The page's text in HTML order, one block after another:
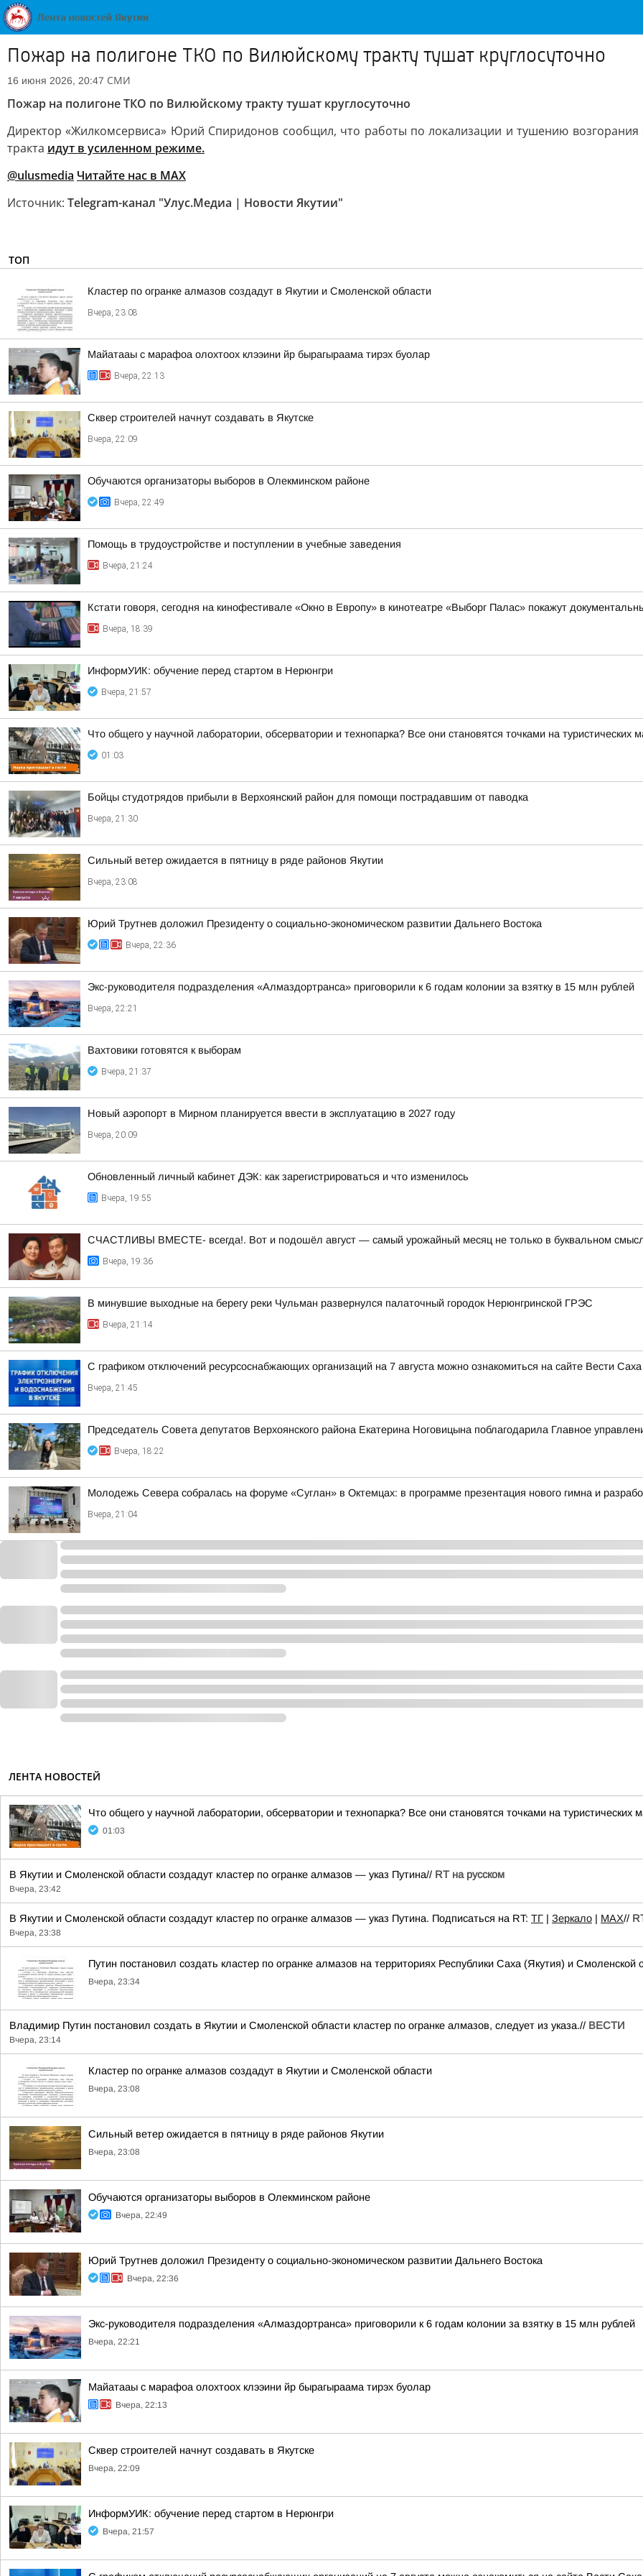
Пожар на полигоне ТКО по Вилюйскому тракту тушат круглосуточно
16 июня 2026, 20:47 СМИ
Пожар на полигоне ТКО по Вилюйскому тракту тушат круглосуточно
Директор «Жилкомсервиса» Юрий Спиридонов сообщил, что работы по локализации и тушению
тракта идут в усиленном режиме.
@ulusmedia Читайте нас в MAX
Источник: Telegram-канал "Улус.Медиа | Новости Якутии"
ТОП
Кластер по огранке алмазов создадут в Якутии и Смоленской области
Вчера, 23:08
Майатааы с марафоа олохтоох клээини йр бырагыраама тирэх буолар
Вчера, 22:13
Сквер строителей начнут создавать в Якутске
Вчера, 22:09
Обучаются организаторы выборов в Олекминском районе
Вчера, 22:49
Помощь в трудоустройстве и поступлении в учебные заведения
Вчера, 21:24
Кстати говоря, сегодня на кинофестивале «Окно в Европу» в кинотеатре «Выборг Палас» покажут
Вчера, 18:39
ИнформУИК: обучение перед стартом в Нерюнгри
Вчера, 21:57
Что общего у научной лаборатории, обсерватории и технопарка? Все они становятся точками на туристических
01:03
Бойцы студотрядов прибыли в Верхоянский район для помощи пострадавшим от паводка
Вчера, 21:30
Сильный ветер ожидается в пятницу в ряде районов Якутии
Вчера, 23:08
Юрий Трутнев доложил Президенту о социально-экономическом развитии Дальнего Востока
Вчера, 22:36
Экс-руководителя подразделения «Алмаздортранса» приговорили к 6 годам колонии за взятку в 15 млн рублей
Вчера, 22:21
Вахтовики готовятся к выборам
Вчера, 21:37
Новый аэропорт в Мирном планируется ввести в эксплуатацию в 2027 году
Вчера, 20:09
Обновленный личный кабинет ДЭК: как зарегистрироваться и что изменилось
Вчера, 19:55
СЧАСТЛИВЫ ВМЕСТЕ- всегда!. Вот и подошёл август — самый урожайный месяц не только в буквальном
Вчера, 19:36
В минувшие выходные на берегу реки Чульман развернулся палаточный городок Нерюнгринской ГРЭС
Вчера, 21:14
С графиком отключений ресурсоснабжающих организаций на 7 августа можно ознакомиться на сайте Вести Саха
Вчера, 21:45
Председатель Совета депутатов Верхоянского района Екатерина Ноговицына поблагодарила Главное
Вчера, 18:22
Молодежь Севера собралась на форуме «Суглан» в Октемцах: в программе презентация нового гимна и
Вчера, 21:04
ЛЕНТА НОВОСТЕЙ
Что общего у научной лаборатории, обсерватории и технопарка? Все они становятся точками на туристических
01:03
В Якутии и Смоленской области создадут кластер по огранке алмазов — указ Путина// RT на русском
Вчера, 23:42
В Якутии и Смоленской области создадут кластер по огранке алмазов — указ Путина. Подписаться на RT: ТГ | Зеркало | MAX//
Вчера, 23:38
Путин постановил создать кластер по огранке алмазов на территориях Республики Саха (Якутия) и Смоленской
Вчера, 23:34
Владимир Путин постановил создать в Якутии и Смоленской области кластер по огранке алмазов, следует из указа.// ВЕСТИ
Вчера, 23:14
Кластер по огранке алмазов создадут в Якутии и Смоленской области
Вчера, 23:08
Сильный ветер ожидается в пятницу в ряде районов Якутии
Вчера, 23:08
Обучаются организаторы выборов в Олекминском районе
Вчера, 22:49
Юрий Трутнев доложил Президенту о социально-экономическом развитии Дальнего Востока
Вчера, 22:36
Экс-руководителя подразделения «Алмаздортранса» приговорили к 6 годам колонии за взятку в 15 млн рублей
Вчера, 22:21
Майатааы с марафоа олохтоох клээини йр бырагыраама тирэх буолар
Вчера, 22:13
Сквер строителей начнут создавать в Якутске
Вчера, 22:09
ИнформУИК: обучение перед стартом в Нерюнгри
Вчера, 21:57